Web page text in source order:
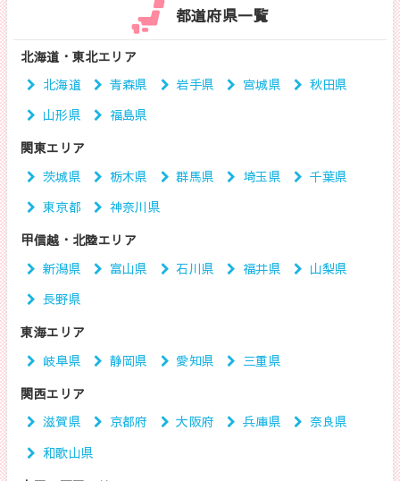
都道府県一覧
北海道・東北エリア
北海道
青森県 岩手県 宮城県
秋田県
山形県
福島県
関東エリア
茨城県
栃木県 群馬県 埼玉県
千葉県
東京都
神奈川県
甲信越・北陸エリア
新潟県
富山県 石川県 福井県
山梨県
長野県
東海エリア
岐阜県
静岡県 愛知県
三重県
関西エリア
滋賀県
京都府 大阪府 兵庫県
奈良県
和歌山県